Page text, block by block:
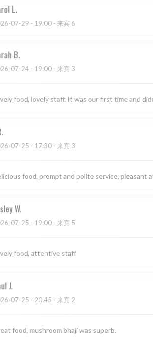
L
07-29 - 19:00 - 来宾 6
B
07-24 - 19:00 - 来宾 3
food, lovely staff. It was our first time and
07-25 - 17:30 - 来宾 3
food, prompt and polite service, pleasant
W
07-25 - 19:00 - 来宾 5
food, attentive staff
J
07-25 - 20:45 - 来宾 2
food, mushroom bhaji was superb.